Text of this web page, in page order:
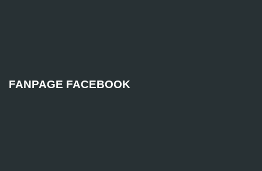
FANPAGE FACEBOOK